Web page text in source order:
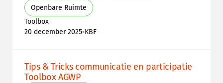
Openbare Ruimte
Toolbox
20 december 2025•KBF
Tips & Tricks communicatie en participatie
Toolbox AGWP